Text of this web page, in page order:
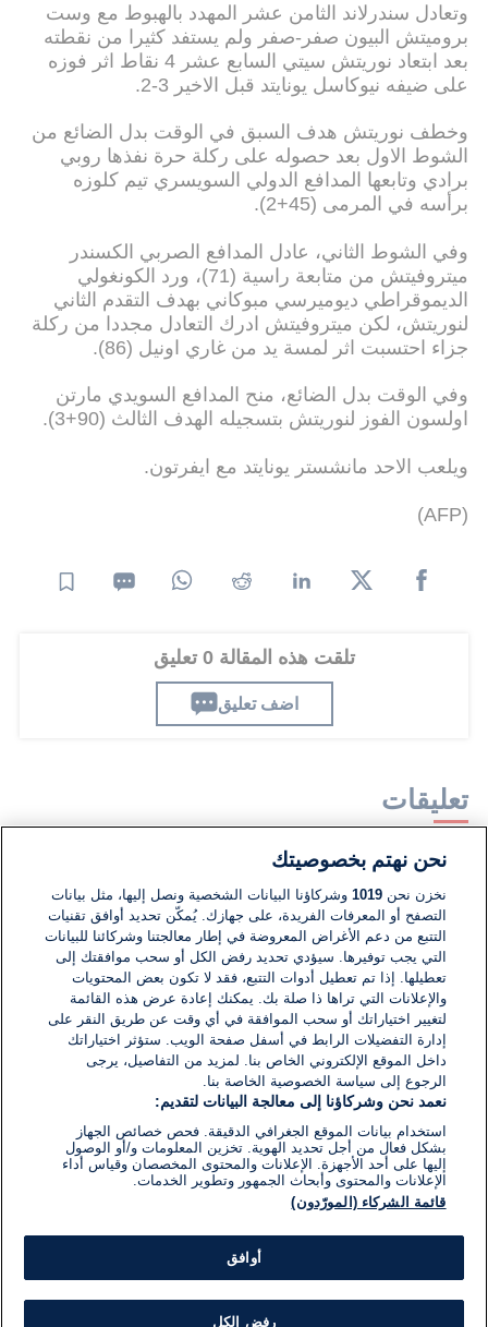
وتعادل سندرلاند الثامن عشر المهدد بالهبوط مع وست
بروميتش البيون صفر-صفر ولم يستفد كثيرا من نقطته
بعد ابتعاد نوريتش سيتي السابع عشر 4 نقاط اثر فوزه
على ضيفه نيوكاسل يونايتد قبل الاخير 3-2.
وخطف نوريتش هدف السبق في الوقت بدل الضائع من
الشوط الاول بعد حصوله على ركلة حرة نفذها روبي
برادي وتابعها المدافع الدولي السويسري تيم كلوزه
برأسه في المرمى (45+2).
وفي الشوط الثاني، عادل المدافع الصربي الكسندر
ميتروفيتش من متابعة راسية (71)، ورد الكونغولي
الديموقراطي ديوميرسي مبوكاني بهدف التقدم الثاني
لنوريتش، لكن ميتروفيتش ادرك التعادل مجددا من ركلة
جزاء احتسبت اثر لمسة يد من غاري اونيل (86).
وفي الوقت بدل الضائع، منح المدافع السويدي مارتن
اولسون الفوز لنوريتش بتسجيله الهدف الثالث (90+3).
ويلعب الاحد مانشستر يونايتد مع ايفرتون.
(AFP)
تلقت هذه المقالة 0 تعليق
اضف تعليق
تعليقات
لا توجد تعليقات مكتوبة حتى الآن. كن الأول!
اكتب تعليقًا جديدًا ...
نحن نهتم بخصوصيتك
نخزن نحن1019 وشركاؤنا البيانات الشخصية ونصل إليها، مثل بيانات
التصفح أو المعرفات الفريدة، على جهازك. يُمكّن تحديد أوافق تقنيات
التتبع من دعم الأغراض المعروضة في إطار معالجتنا وشركائنا للبيانات
التي يجب توفيرها. سيؤدي تحديد رفض الكل أو سحب موافقتك إلى
تعطيلها. إذا تم تعطيل أدوات التتبع، فقد لا تكون بعض المحتويات
والإعلانات التي تراها ذا صلة بك. يمكنك إعادة عرض هذه القائمة
لتغيير اختياراتك أو سحب الموافقة في أي وقت عن طريق النقر على
إدارة التفضيلات الرابط في أسفل صفحة الويب. ستؤثر اختياراتك
داخل الموقع الإلكتروني الخاص بنا. لمزيد من التفاصيل، يرجى
الرجوع إلى سياسة الخصوصية الخاصة بنا.
نعمد نحن وشركاؤنا إلى معالجة البيانات لتقديم:
استخدام بيانات الموقع الجغرافي الدقيقة. فحص خصائص الجهاز
بشكل فعال من أجل تحديد الهوية. تخزين المعلومات و/أو الوصول
إليها على أحد الأجهزة. الإعلانات والمحتوى المخصصان وقياس أداء
الإعلانات والمحتوى وأبحاث الجمهور وتطوير الخدمات.
قائمة الشركاء (المورّدون)
أوافق
رفض الكل